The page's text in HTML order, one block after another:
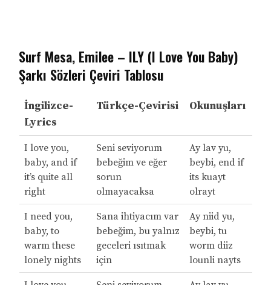
Surf Mesa, Emilee – ILY (I Love You Baby)
Şarkı Sözleri Çeviri Tablosu
İngilizce-
Lyrics
Türkçe-Çevirisi Okunuşları
I love you,
baby, and if
it’s quite all
right
Seni seviyorum
bebeğim ve eğer
sorun
olmayacaksa
Ay lav yu,
beybi, end if
its kuayt
olrayt
I need you,
baby, to
warm these
lonely nights
Sana ihtiyacım var
bebeğim, bu yalnız
geceleri ısıtmak
için
Ay niid yu,
beybi, tu
worm diiz
lounli nayts